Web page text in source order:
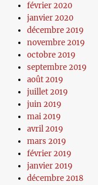
février 2020
janvier 2020
décembre 2019
novembre 2019
octobre 2019
septembre 2019
août 2019
juillet 2019
juin 2019
mai 2019
avril 2019
mars 2019
février 2019
janvier 2019
décembre 2018